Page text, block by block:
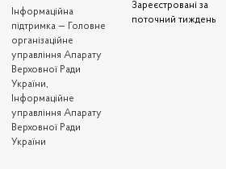
Iнформаційна
підтримка — Головне
організаційне
управління Апарату
Верховної Ради
України,
Інформаційне
управління Апарату
Верховної Ради
України
Зареєстровані за
поточний тиждень